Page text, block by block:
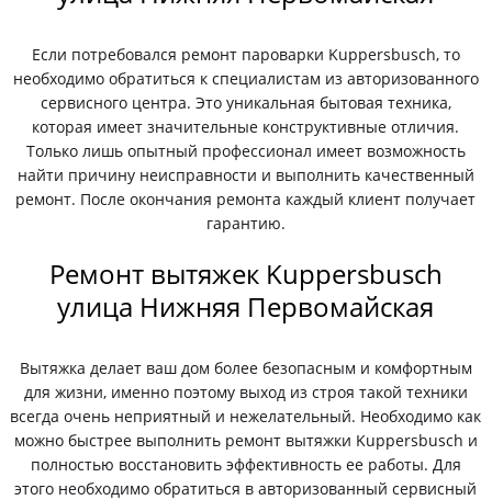
Если потребовался ремонт пароварки Kuppersbusch, то
необходимо обратиться к специалистам из авторизованного
сервисного центра. Это уникальная бытовая техника,
которая имеет значительные конструктивные отличия.
Только лишь опытный профессионал имеет возможность
найти причину неисправности и выполнить качественный
ремонт. После окончания ремонта каждый клиент получает
гарантию.
Ремонт вытяжек Kuppersbusch
улица Нижняя Первомайская
Вытяжка делает ваш дом более безопасным и комфортным
для жизни, именно поэтому выход из строя такой техники
всегда очень неприятный и нежелательный. Необходимо как
можно быстрее выполнить ремонт вытяжки Kuppersbusch и
полностью восстановить эффективность ее работы. Для
этого необходимо обратиться в авторизованный сервисный